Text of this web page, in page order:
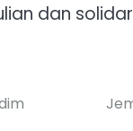
dan